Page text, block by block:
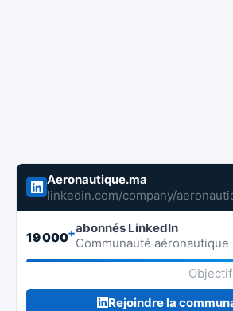
Aeronautique.ma
linkedin.com/company/
19 000+abonnés LinkedIn
Communauté aéronautique
Rejoindre la